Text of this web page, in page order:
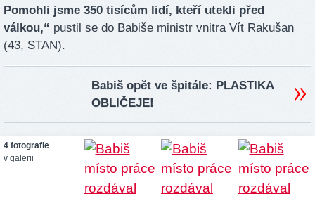
Pomohli jsme 350 tisícům lidí, kteří utekli před
válkou,“ pustil se do Babiše ministr vnitra Vít Rakušan
(43, STAN).
Babiš opět ve špitále: PLASTIKA
OBLIČEJE!
4 fotografie
v galerii